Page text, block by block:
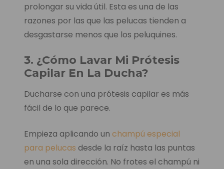
prolongar su vida útil. Esta es una de las
razones por las que las pelucas tienden a
desgastarse menos que los peluquines.
3. ¿Cómo Lavar Mi Prótesis
Capilar En La Ducha?
Ducharse con una prótesis capilar es más
fácil de lo que parece.
Empieza aplicando un champú especial
para pelucas desde la raíz hasta las puntas
en una sola dirección. No frotes el champú ni